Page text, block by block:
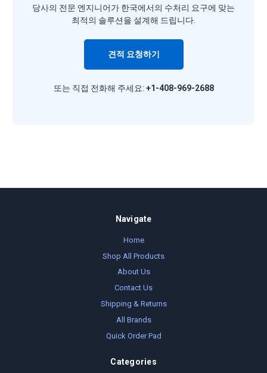
당사의 전문 엔지니어가 한국에서의 수처리 요구에 맞는
최적의 솔루션을 설계해 드립니다.
견적 요청하기
또는 직접 전화해 주세요: +1-408-969-2688
Navigate
Home
Shop All Products
About Us
Contact Us
Shipping & Returns
All Brands
Quick Order Pad
Categories